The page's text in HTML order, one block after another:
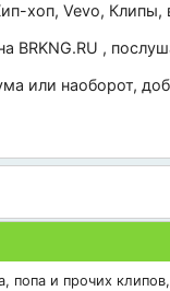
хоп, Vevo, Клипы,
BRKNG.RU ,
или наоборот,
и прочих